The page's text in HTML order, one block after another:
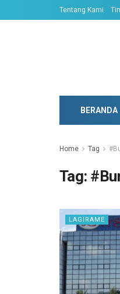
Tentang Kami
BERANDA
Home Tag
Tag:
LAGIRAME